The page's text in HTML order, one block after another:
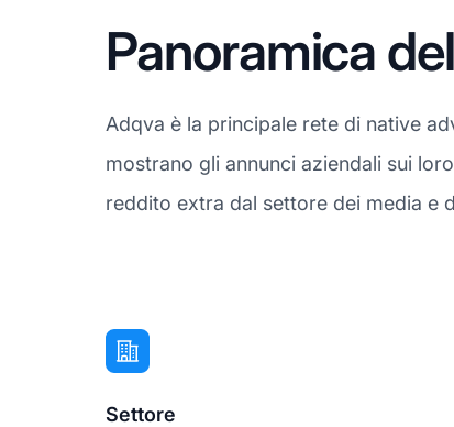
Panoramica
Adqva è la principale rete di native
mostrano gli annunci aziendali sui
reddito extra dal settore dei media e
Settore